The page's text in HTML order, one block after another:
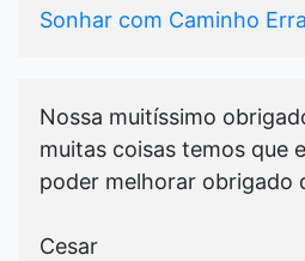
Sonhar com Caminho
Nossa muitíssimo
muitas coisas temos que
poder melhorar obrigado
Cesar